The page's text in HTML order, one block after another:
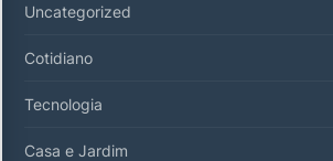
Uncategorized
Cotidiano
Tecnologia
Casa e Jardim